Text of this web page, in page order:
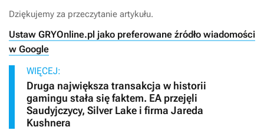
Dziękujemy za przeczytanie artykułu.
Ustaw GRYOnline.pl jako preferowane źródło wiadomości
w Google
WIĘCEJ:
Druga największa transakcja w historii
gamingu stała się faktem. EA przejęli
Saudyjczycy, Silver Lake i firma Jareda
Kushnera